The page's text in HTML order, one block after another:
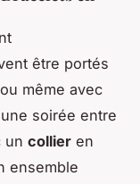
être portés
même avec
soirée entre
un collier en
ensemble